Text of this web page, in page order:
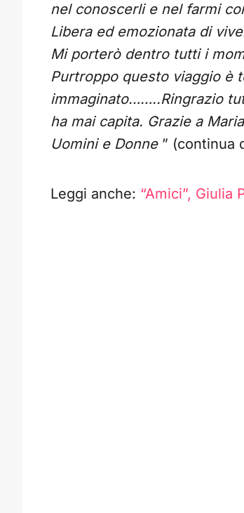
nel conoscerli e nel farmi
Libera ed emozionata di
Mi porterò dentro tutti i
Purtroppo questo viaggio è
immaginato……..Ringrazio
ha mai capita. Grazie a
Uomini e Donne ” (continua
Leggi anche: “Amici”, Giulia